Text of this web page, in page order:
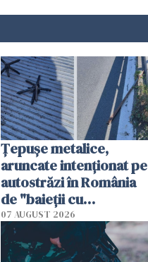
Țepușe metalice,
aruncate intenționat pe
autostrăzi în România
de "baieții cu
platforme": "Mi-au
cerut 1200 lei să mă
tracteze"
07 AUGUST 2026